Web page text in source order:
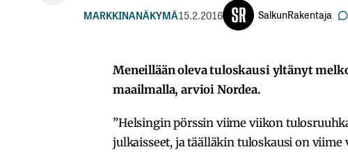
MARKKINANÄKYMÄ15.2.2016 SalkunRakentaja
Meneillään oleva tuloskausi yltänyt
maailmalla, arvioi Nordea.
”Helsingin pörssin viime viikon
julkaisseet, ja täälläkin tuloskausi on